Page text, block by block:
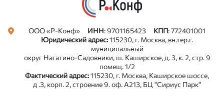
ООО «Р-Конф» ИНН: 9701165423 КПП: 772401001
Юридический адрес:115230, г. Москва, вн.тер.г.
муниципальный
округ Нагатино-Садовники, ш. Каширское, д. 3, к. 2, стр. 9
помещ. 1/2
Фактический адрес:115230, г. Москва, Каширское шоссе,
д .3, корп. 2, строение 9. оф. А213, БЦ "Сириус Парк"
Privacy notice